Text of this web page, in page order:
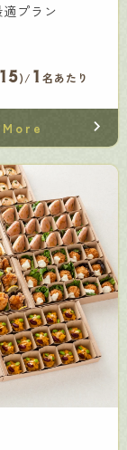
適プラン
)/ 1 名あたり